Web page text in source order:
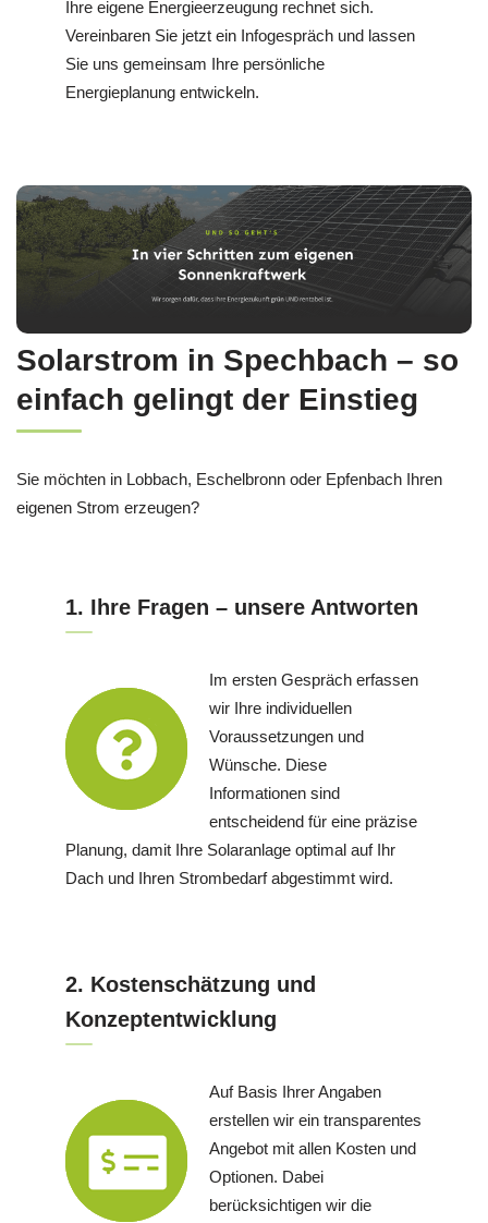
Ihre eigene Energieerzeugung rechnet sich.
Vereinbaren Sie jetzt ein Infogespräch und lassen
Sie uns gemeinsam Ihre persönliche
Energieplanung entwickeln.
Solarstrom in Spechbach – so
einfach gelingt der Einstieg
Sie möchten in Lobbach, Eschelbronn oder Epfenbach Ihren
eigenen Strom erzeugen?
1. Ihre Fragen – unsere Antworten
Im ersten Gespräch erfassen
wir Ihre individuellen
Voraussetzungen und
Wünsche. Diese
Informationen sind
entscheidend für eine präzise
Planung, damit Ihre Solaranlage optimal auf Ihr
Dach und Ihren Strombedarf abgestimmt wird.
2. Kostenschätzung und
Konzeptentwicklung
Auf Basis Ihrer Angaben
erstellen wir ein transparentes
Angebot mit allen Kosten und
Optionen. Dabei
berücksichtigen wir die